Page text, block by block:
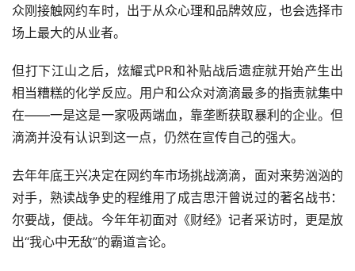
众刚接触网约车时，出于从众心理和品牌效应，也会选择市
场上最大的从业者。
但打下江山之后，炫耀式PR和补贴战后遗症就开始产生出
相当糟糕的化学反应。用户和公众对滴滴最多的指责就集中
在——一是这是一家吸两端血，靠垄断获取暴利的企业。但
滴滴并没有认识到这一点，仍然在宣传自己的强大。
去年年底王兴决定在网约车市场挑战滴滴，面对来势汹汹的
对手，熟读战争史的程维用了成吉思汗曾说过的著名战书：
尔要战，便战。今年年初面对《财经》记者采访时，更是放
出“我心中无敌”的霸道言论。